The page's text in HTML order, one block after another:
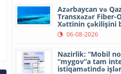
Azərbaycan və
Transxəzər Fiber-
Xəttinin çəkilişini
06-08-2026
Nazirlik: “Mobil
“mygov”a tam
istiqamətində